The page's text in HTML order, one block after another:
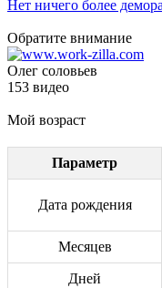
Нет ничего более
Обратите внимание
Олег соловьев
153 видео
Мой возраст
Параметр
Дата рождения
Месяцев
Дней